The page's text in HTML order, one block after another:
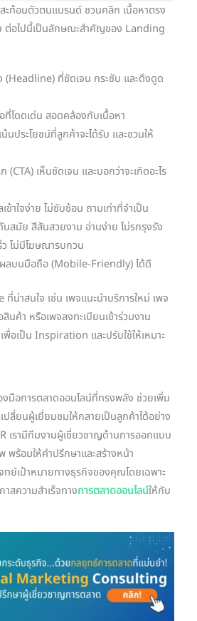
ท้อนตัวตนแบรนด์ ชวนคลิก เนื้อหาตรง
บ ต่อไปนี้เป็นลักษณะสำคัญของ Landing
(Headline) ที่ชัดเจน กระชับ และดึงดูด
ที่โดดเด่น สอดคล้องกับเนื้อหา
น้นประโยชน์ที่ลูกค้าจะได้รับ และชวนให้
(CTA) เห็นชัดเจน และบอกว่าจะเกิดอะไร
าใจง่าย ไม่ซับซ้อน ถามเท่าที่จำเป็น
สมัย สีสันสวยงาม อ่านง่าย ไม่รกรุงรัง
ว ไม่มีโฆษณารบกวน
ลบนมือถือ (Mobile-Friendly) ได้ดี
น่าสนใจ เช่น เพจแนะนำบริการใหม่ เพจ
นค้า หรือเพจลงทะเบียนเข้าร่วมงาน
อเป็น Inspiration และปรับใช้ให้เหมาะ
มือการตลาดออนไลน์ที่ทรงพลัง ช่วยเพิ่ม
ปลี่ยนผู้เยี่ยมชมให้กลายเป็นลูกค้าได้อย่าง
เรามีทีมงานผู้เชี่ยวชาญด้านการออกแบบ
ร้อมให้คำปรึกษาและสร้างหน้า
ย์เป้าหมายทางธุรกิจของคุณโดยเฉพาะ
สความสำเร็จทางการตลาดออนไลน์ให้กับ